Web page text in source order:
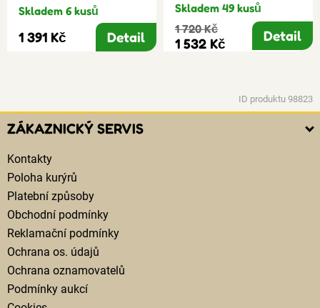
Skladem 6 kusů
1 391 Kč Detail
Skladem 49 kusů
1 720 Kč
1 532 Kč Detail
ID produktu 98823
ZÁKAZNICKÝ SERVIS
Kontakty
Poloha kurýrů
Platební způsoby
Obchodní podmínky
Reklamační podmínky
Ochrana os. údajů
Ochrana oznamovatelů
Podmínky aukcí